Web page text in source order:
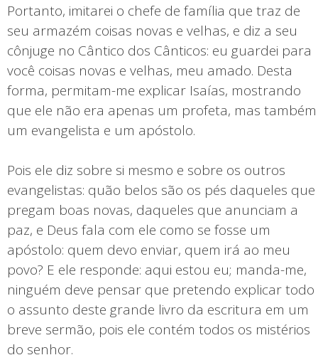
Portanto, imitarei o chefe de família que traz de
seu armazém coisas novas e velhas, e diz a seu
cônjuge no Cântico dos Cânticos: eu guardei para
você coisas novas e velhas, meu amado. Desta
forma, permitam-me explicar Isaías, mostrando
que ele não era apenas um profeta, mas também
um evangelista e um apóstolo.
Pois ele diz sobre si mesmo e sobre os outros
evangelistas: quão belos são os pés daqueles que
pregam boas novas, daqueles que anunciam a
paz, e Deus fala com ele como se fosse um
apóstolo: quem devo enviar, quem irá ao meu
povo? E ele responde: aqui estou eu; manda-me,
ninguém deve pensar que pretendo explicar todo
o assunto deste grande livro da escritura em um
breve sermão, pois ele contém todos os mistérios
do senhor.